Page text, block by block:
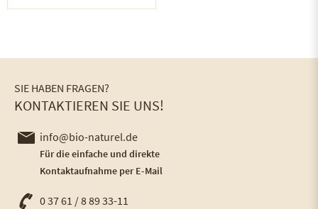
SIE HABEN FRAGEN?
KONTAKTIEREN SIE UNS!
info@bio-naturel.de
Für die einfache und direkte
Kontaktaufnahme per E-Mail
0 37 61 / 8 89 33-11